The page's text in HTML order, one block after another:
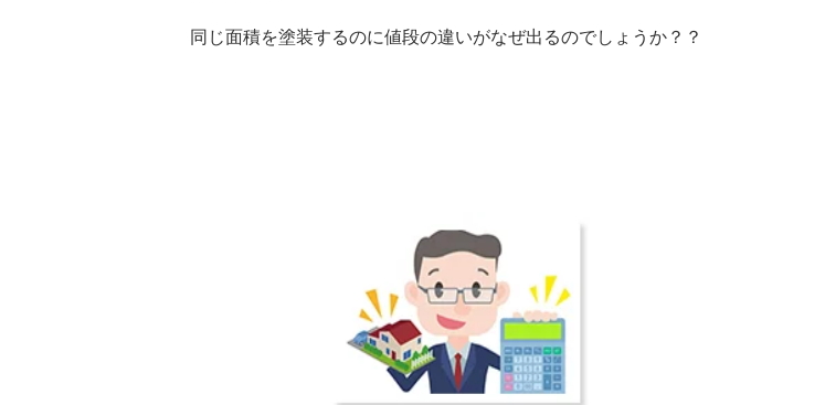
同じ面積を塗装するのに値段の違いがなぜ出るのでしょうか？？